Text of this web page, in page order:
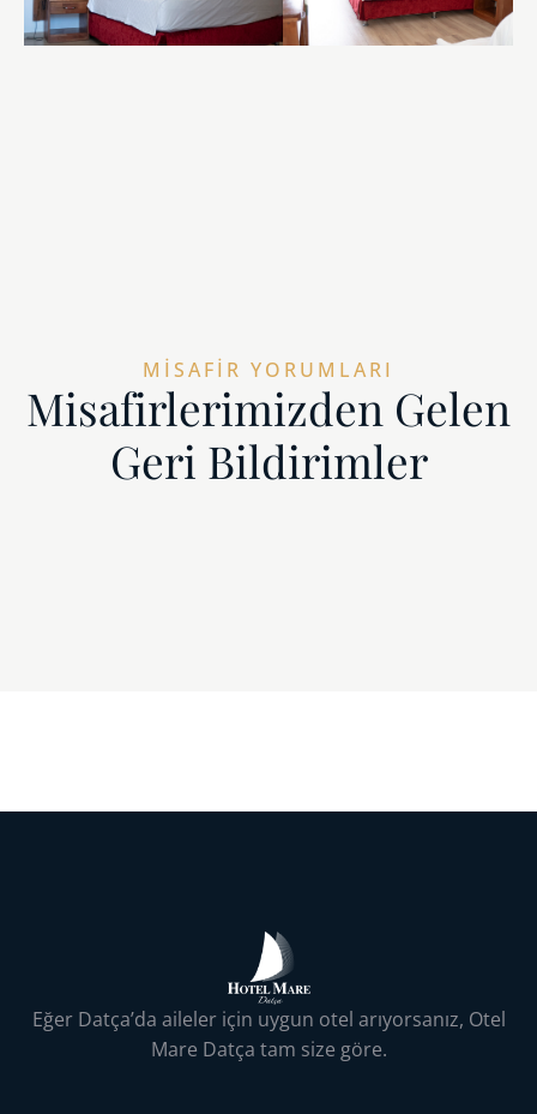
MISAFIR YORUMLARI
Misafirlerimizden Gelen
Geri Bildirimler
Eğer Datça’da aileler için uygun otel arıyorsanız, Otel
Mare Datça tam size göre.